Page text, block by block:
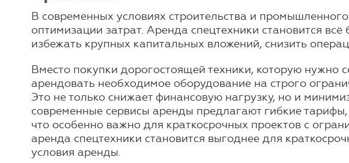
В современных условиях строительства и
оптимизации затрат. Аренда спецтехники становится
избежать крупных капитальных вложений, снизить
Вместо покупки дорогостоящей техники, которую нужно
арендовать необходимое оборудование на строго
Это не только снижает финансовую нагрузку, но и
современные сервисы аренды предлагают гибкие
что особенно важно для краткосрочных проектов с
аренда спецтехники становится выгоднее для
условия аренды.